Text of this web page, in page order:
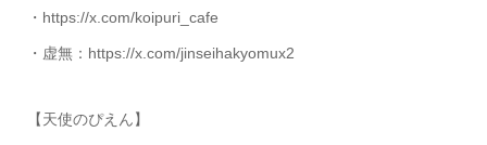
・https://x.com/koipuri_cafe
・虚無：https://x.com/jinseihakyomux2
【天使のぴえん】